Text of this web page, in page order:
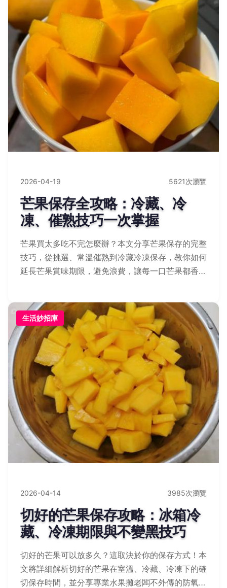
2026-04-19 5621次瀏覽
芒果保存全攻略：冷藏、冷
凍、催熟技巧一次掌握
芒果買太多吃不完怎麼辦？本文分享芒果保存的完整
技巧，從挑選、常溫催熟到冷藏冷凍保存，教你如何
延長芒果賞味期限，避免浪費，讓每一口芒果都香甜
生活妙招庫
2026-04-14 3985次瀏覽
切好的芒果保存攻略：冰箱冷
藏、冷凍期限與不變黑技巧
切好的芒果可以放多久？這取決於你的保存方式！本
文將詳細解析切好的芒果在室溫、冷藏、冷凍下的確
切保存時間，並分享專業水果攤老闆不外傳的防氧化